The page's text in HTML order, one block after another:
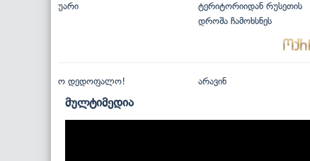
უარი
ტერიტორიიდან რუსეთის
დროშა ჩამოხსნეს
ო დედოფალო! არავინ
მულტიმედია